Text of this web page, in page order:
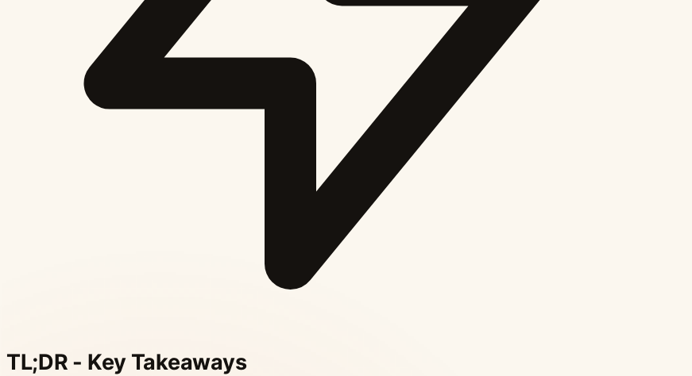
TL;DR - Key Takeaways